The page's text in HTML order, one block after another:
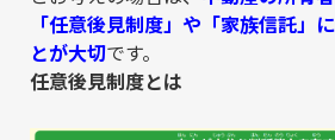
「任意後見制度」や「家族信託」
とが大切です。
任意後見制度とは